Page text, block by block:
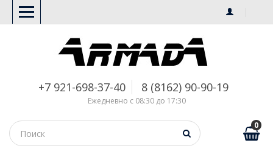
+7 921-698-37-40 8 (8162) 90-90-19
Ежедневно с 08:30 до 17:30
0